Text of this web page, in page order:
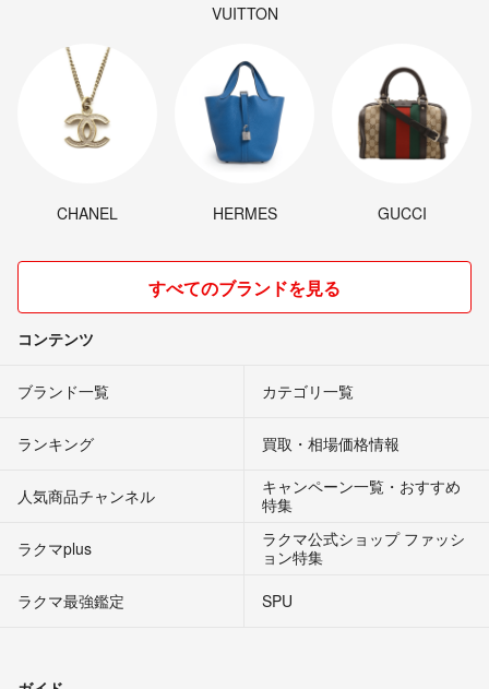
VUITTON
CHANEL HERMES GUCCI
すべてのブランドを見る
コンテンツ
ブランド一覧 カテゴリ一覧
ランキング 買取・相場価格情報
人気商品チャンネル
キャンペーン一覧・おすすめ
特集
ラクマplus
ラクマ公式ショップ ファッシ
ョン特集
ラクマ最強鑑定
SPU